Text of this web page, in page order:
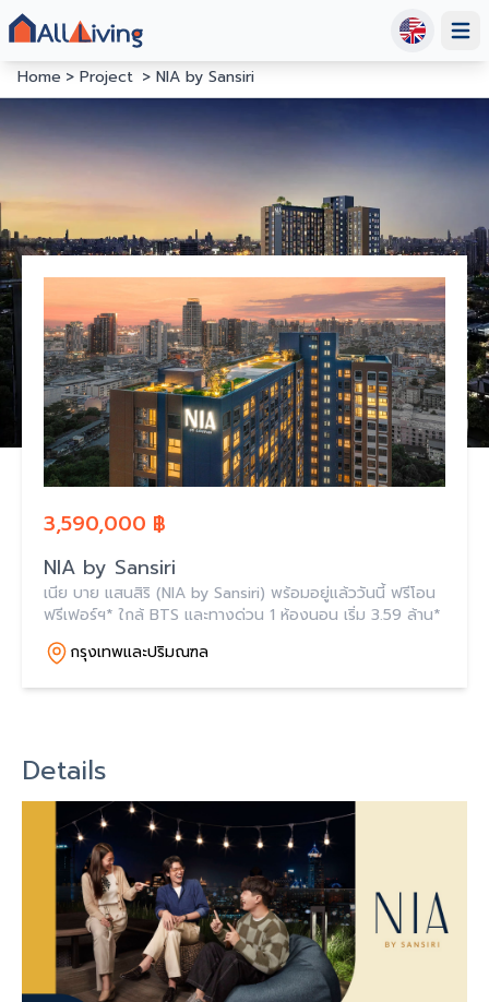
Home
Project NIA by Sansiri
3,590,000 ฿
NIA by Sansiri
เนีย บาย แสนสิริ (NIA by Sansiri) พร้อมอยู่แล้ววันนี้ ฟรีโอน
ฟรีเฟอร์ฯ* ใกล้ BTS และทางด่วน 1 ห้องนอน เริ่ม 3.59 ล้าน*
กรุงเทพและปริมณฑล
Details